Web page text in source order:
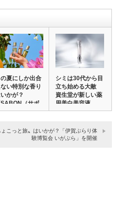
夏にしか出合
ない特別な香り
かが？
SABON（サボ
）…
シミは30代から目
立ち始める大敵
資生堂が新しい薬
用美白美容液
こっと旅〟はいかが？「伊賀ぶらり体
験博覧会 いがぶら」を開催